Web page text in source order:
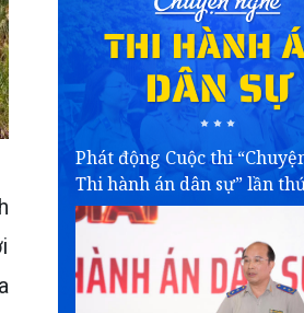
Phát động Cuộc thi
Thi hành án dân sự” lần